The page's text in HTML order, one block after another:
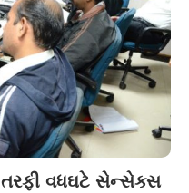
વધઘટે સેન્સેક્સ